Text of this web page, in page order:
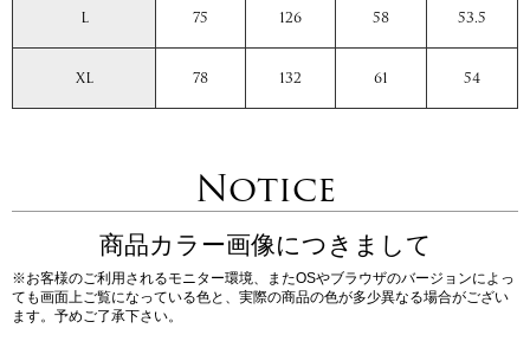
L 75 126 58 53.5
XL 78 132 61 54
Notice
商品カラー画像につきまして
※お客様のご利用されるモニター環境、またOSやブラウザのバージョンによっ
ても画面上ご覧になっている色と、実際の商品の色が多少異なる場合がござい
ます。予めご了承下さい。